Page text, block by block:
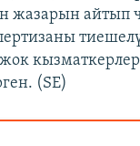
жазарын айтып
(SE)